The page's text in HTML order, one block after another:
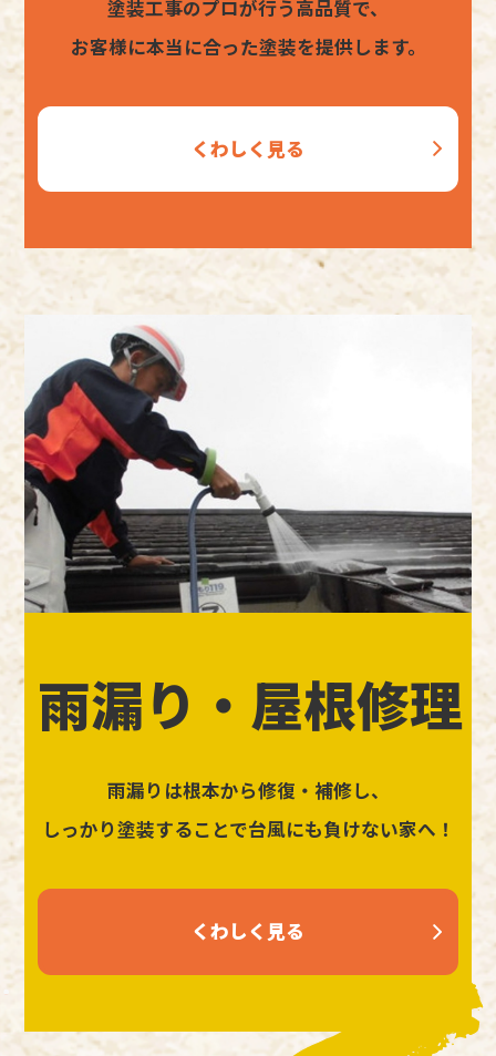
塗装工事のプロが行う高品質で、
お客様に本当に合った塗装を提供します。
くわしく見る
雨漏り・屋根修理
雨漏りは根本から修復・補修し、
しっかり塗装することで台風にも負けない家へ！
くわしく見る